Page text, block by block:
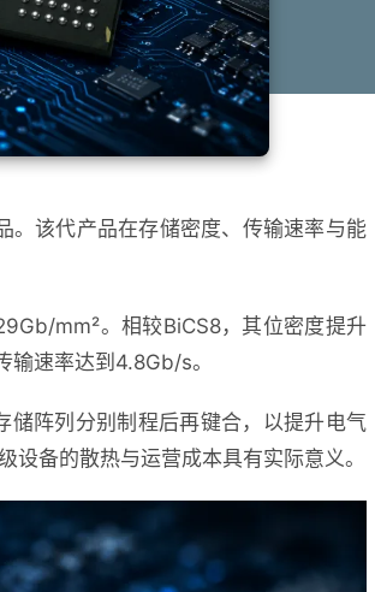
。该代产品在存储密度、传输速率与能
mm²。相较BiCS8，其位密度提升
速率达到4.8Gb/s。
储阵列分别制程后再键合，以提升电气
备的散热与运营成本具有实际意义。